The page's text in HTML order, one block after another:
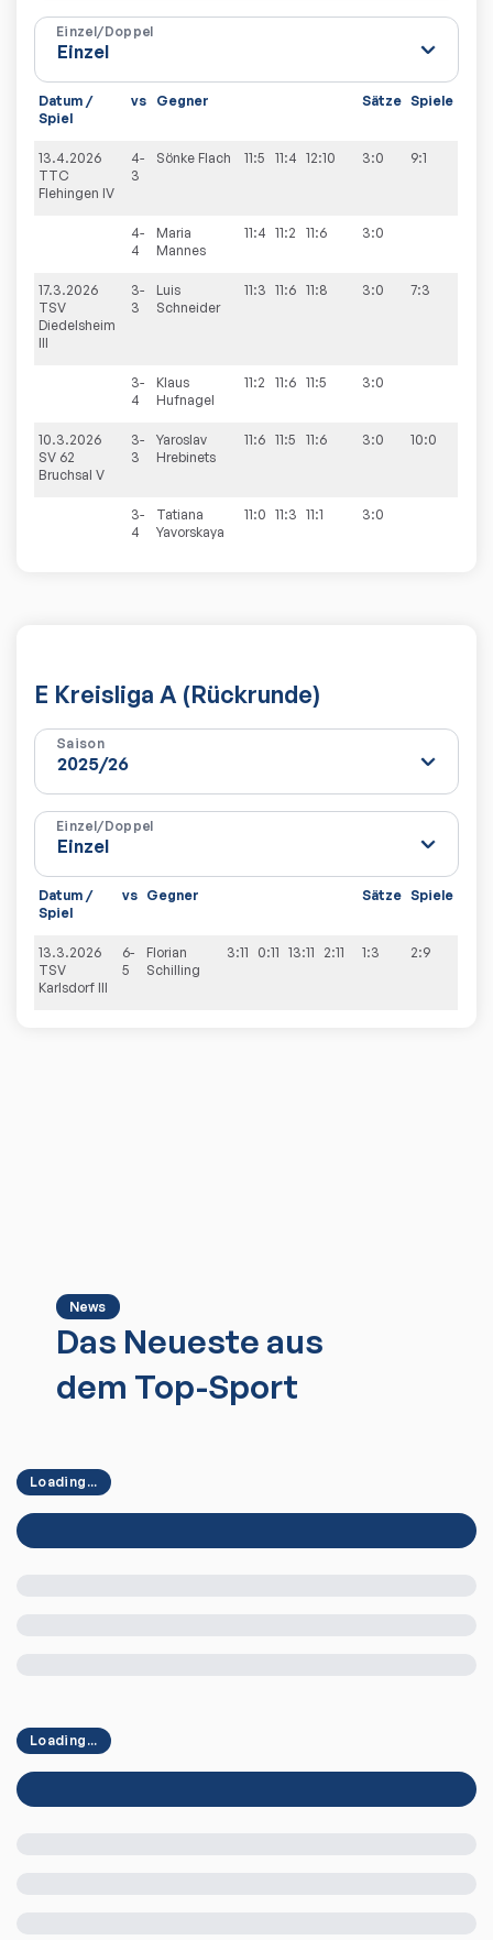
Einzel/Doppel
Datum /
Spiel
vs Gegner Sätze Spiele
13.4.2026
TTC
Flehingen IV
4-
3
Sönke Flach 11:5 11:4 12:10 3:0 9:1
4-
4
Maria
Mannes
11:4 11:2 11:6 3:0
17.3.2026
TSV
Diedelsheim
III
3-
3
Luis
Schneider
11:3 11:6 11:8 3:0 7:3
3-
4
Klaus
Hufnagel
11:2 11:6 11:5 3:0
10.3.2026
SV 62
Bruchsal V
3-
3
Yaroslav
Hrebinets
11:6 11:5 11:6 3:0 10:0
3-
4
Tatiana
Yavorskaya
11:0 11:3 11:1 3:0
E Kreisliga A (Rückrunde)
Saison
Einzel/Doppel
Datum /
Spiel
vs Gegner Sätze Spiele
13.3.2026
TSV
Karlsdorf III
6-
5
Florian
Schilling
3:11 0:11 13:11 2:11 1:3 2:9
News
Das Neueste aus
dem Top-Sport
Loading...
Loading...